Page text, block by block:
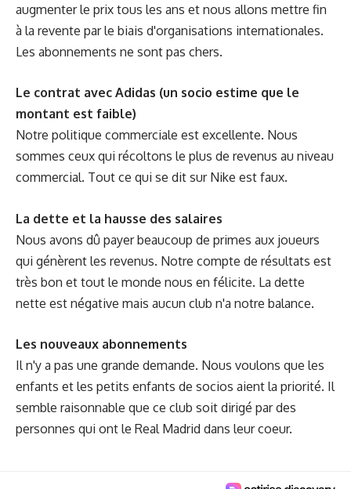
augmenter le prix tous les ans et nous allons mettre fin
à la revente par le biais d'organisations internationales.
Les abonnements ne sont pas chers.
Le contrat avec Adidas (un socio estime que le
montant est faible)
Notre politique commerciale est excellente. Nous
sommes ceux qui récoltons le plus de revenus au niveau
commercial. Tout ce qui se dit sur Nike est faux.
La dette et la hausse des salaires
Nous avons dû payer beaucoup de primes aux joueurs
qui génèrent les revenus. Notre compte de résultats est
très bon et tout le monde nous en félicite. La dette
nette est négative mais aucun club n'a notre balance.
Les nouveaux abonnements
Il n'y a pas une grande demande. Nous voulons que les
enfants et les petits enfants de socios aient la priorité. Il
semble raisonnable que ce club soit dirigé par des
personnes qui ont le Real Madrid dans leur coeur.